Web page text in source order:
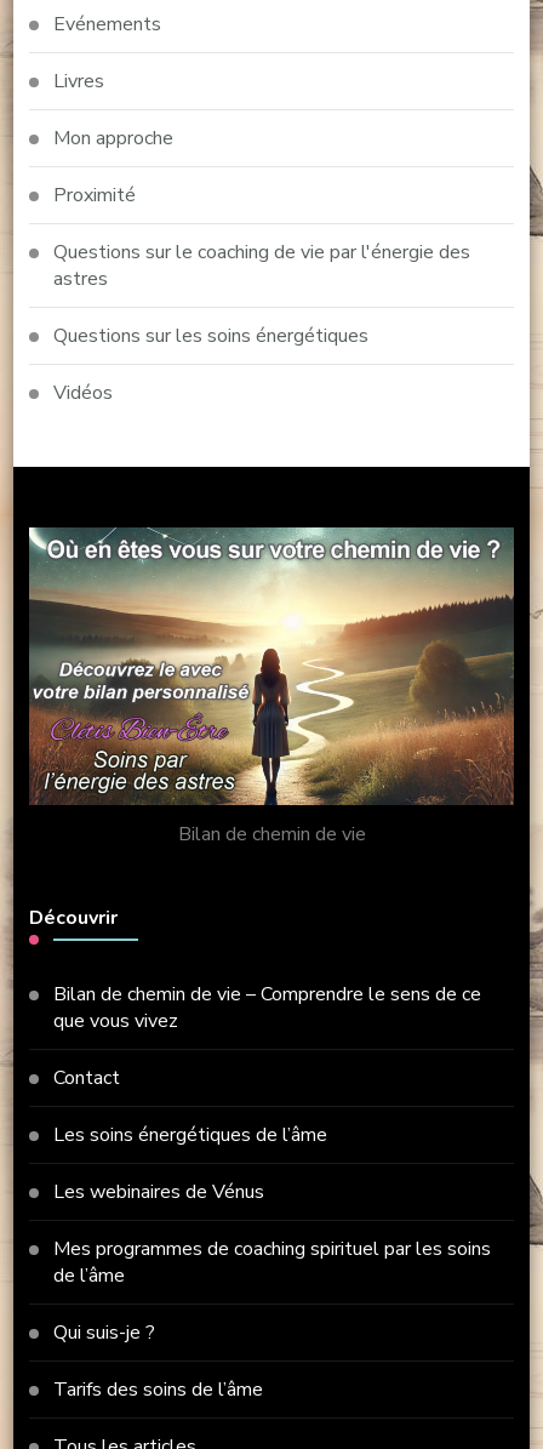
Evénements
Livres
Mon approche
Proximité
Questions sur le coaching de vie par l'énergie des
astres
Questions sur les soins énergétiques
Vidéos
Bilan de chemin de vie
Découvrir
Bilan de chemin de vie – Comprendre le sens de ce
que vous vivez
Contact
Les soins énergétiques de l’âme
Les webinaires de Vénus
Mes programmes de coaching spirituel par les soins
de l’âme
Qui suis-je ?
Tarifs des soins de l’âme